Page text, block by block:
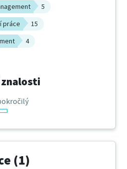
5
práce
15
4
(1)